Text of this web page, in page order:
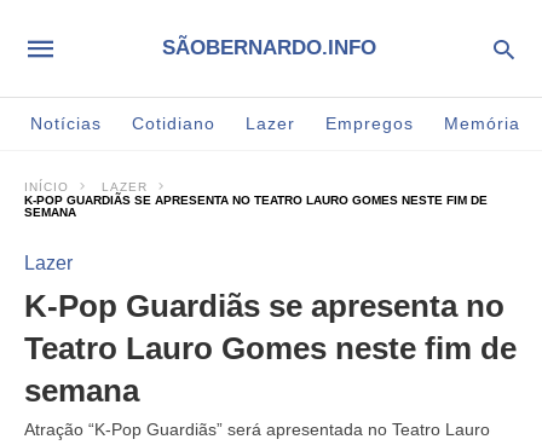
SÃOBERNARDO.INFO
Notícias Cotidiano Lazer Empregos Memória
INÍCIO
LAZER
K-POP GUARDIÃS SE APRESENTA NO TEATRO LAURO GOMES NESTE FIM DE
SEMANA
Lazer
K-Pop Guardiãs se apresenta no
Teatro Lauro Gomes neste fim de
semana
Atração “K-Pop Guardiãs” será apresentada no Teatro Lauro